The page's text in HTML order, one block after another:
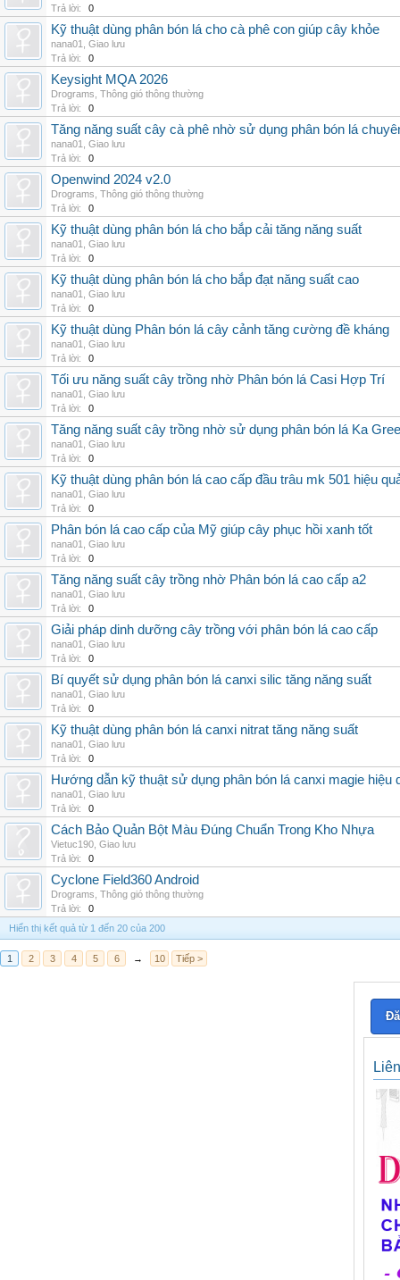
Trả lời:
0
Kỹ thuật dùng phân bón lá cho cà phê con giúp cây khỏe
nana01
Giao lưu
Trả lời:
0
Keysight MQA 2026
Drograms Thông gió thông thường
Trả lời:
0
Tăng năng suất cây cà phê nhờ sử dụng phân bón lá
nana01
Giao lưu
Trả lời:
0
Openwind 2024 v2.0
Drograms Thông gió thông thường
Trả lời:
0
Kỹ thuật dùng phân bón lá cho bắp cải tăng năng suất
nana01
Giao lưu
Trả lời:
0
Kỹ thuật dùng phân bón lá cho bắp đạt năng suất cao
nana01
Giao lưu
Trả lời:
0
Kỹ thuật dùng Phân bón lá cây cảnh tăng cường đề kháng
nana01
Giao lưu
Trả lời:
0
Tối ưu năng suất cây trồng nhờ Phân bón lá Casi Hợp Trí
nana01
Giao lưu
Trả lời:
0
Tăng năng suất cây trồng nhờ sử dụng phân bón lá Ka
nana01
Giao lưu
Trả lời:
0
Kỹ thuật dùng phân bón lá cao cấp đầu trâu mk 501 hiệu
nana01
Giao lưu
Trả lời:
0
Phân bón lá cao cấp của Mỹ giúp cây phục hồi xanh tốt
nana01
Giao lưu
Trả lời:
0
Tăng năng suất cây trồng nhờ Phân bón lá cao cấp a2
nana01
Giao lưu
Trả lời:
0
Giải pháp dinh dưỡng cây trồng với phân bón lá cao cấp
nana01
Giao lưu
Trả lời:
0
Bí quyết sử dụng phân bón lá canxi silic tăng năng suất
nana01
Giao lưu
Trả lời:
0
Kỹ thuật dùng phân bón lá canxi nitrat tăng năng suất
nana01
Giao lưu
Trả lời:
0
Hướng dẫn kỹ thuật sử dụng phân bón lá canxi magie hiệu
nana01
Giao lưu
Trả lời:
0
Cách Bảo Quản Bột Màu Đúng Chuẩn Trong Kho Nhựa
Vietuc190 Giao lưu
Trả lời:
0
Cyclone Field360 Android
Drograms Thông gió thông thường
Trả lời:
0
Hiển thị kết quả từ 1 đến 20 của 200
1 2 3 4 5 6 → 10 Tiếp >